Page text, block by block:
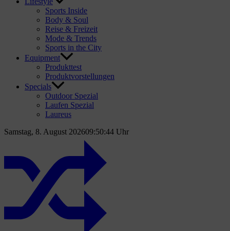
Sports Inside
Body & Soul
Reise & Freizeit
Mode & Trends
Sports in the City
Equipment
Produkttest
Produktvorstellungen
Specials
Outdoor Spezial
Laufen Spezial
Laureus
Samstag, 8. August 202609:50:45 Uhr